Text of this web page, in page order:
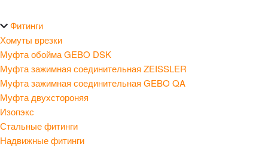
Фитинги
Хомуты врезки
Муфта обойма GEBO DSK
Муфта зажимная соединительная ZEISSLER
Муфта зажимная соединительная GEBO QA
Муфта двухстороняя
Изопэкс
Стальные фитинги
Надвижные фитинги